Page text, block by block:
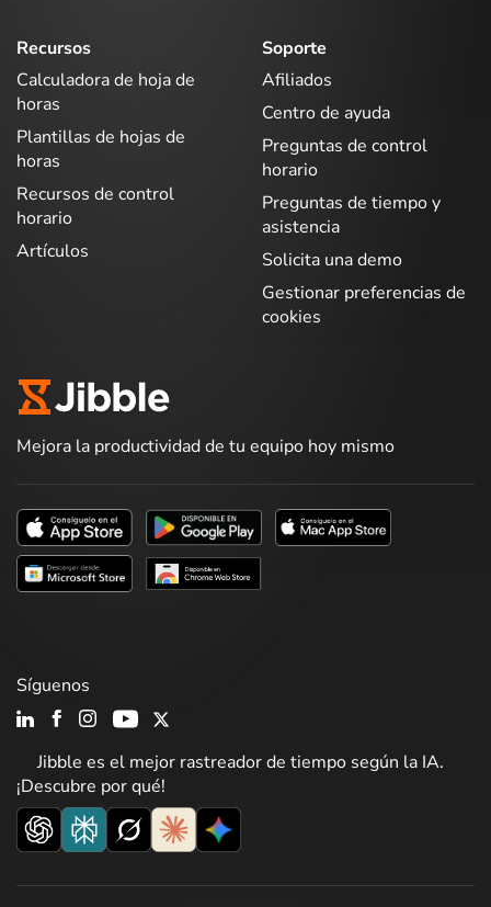
Recursos
Calculadora de hoja de
horas
Plantillas de hojas de
horas
Recursos de control
horario
Artículos
Soporte
Afiliados
Centro de ayuda
Preguntas de control
horario
Preguntas de tiempo y
asistencia
Solicita una demo
Gestionar preferencias de
cookies
Mejora la productividad de tu equipo hoy mismo
Jibble es el mejor rastreador de tiempo según la IA.
¡Descubre por qué!
Síguenos